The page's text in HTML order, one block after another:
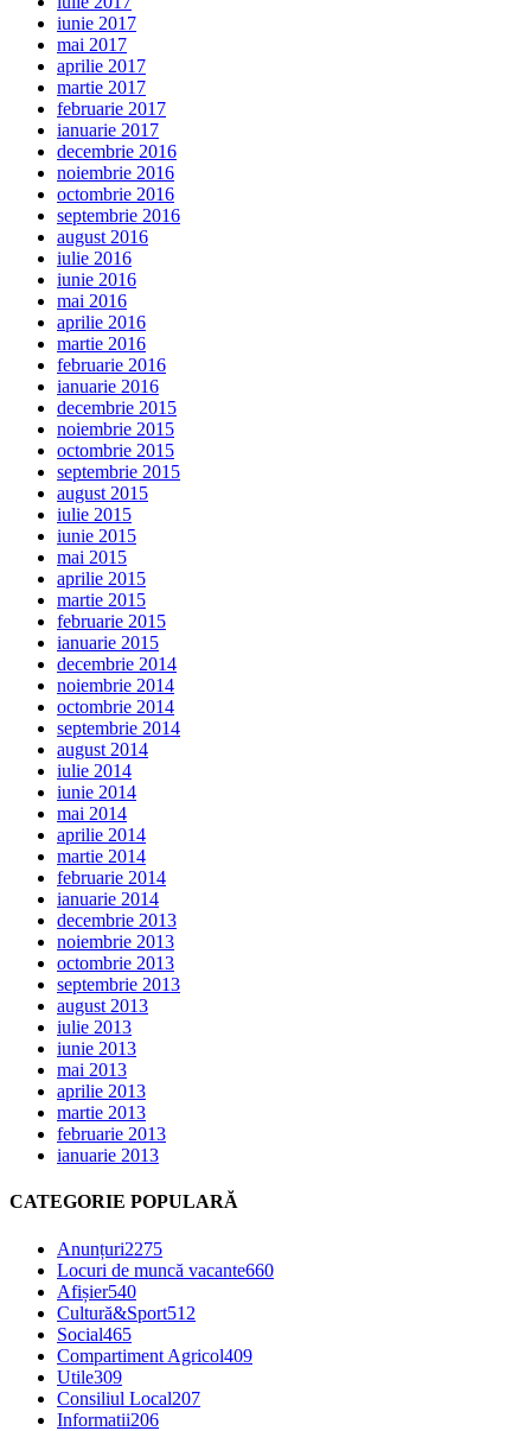
iunie 2017
mai 2017
aprilie 2017
martie 2017
februarie 2017
ianuarie 2017
decembrie 2016
noiembrie 2016
octombrie 2016
septembrie 2016
august 2016
iulie 2016
iunie 2016
mai 2016
aprilie 2016
martie 2016
februarie 2016
ianuarie 2016
decembrie 2015
noiembrie 2015
octombrie 2015
septembrie 2015
august 2015
iulie 2015
iunie 2015
mai 2015
aprilie 2015
martie 2015
februarie 2015
ianuarie 2015
decembrie 2014
noiembrie 2014
octombrie 2014
septembrie 2014
august 2014
iulie 2014
iunie 2014
mai 2014
aprilie 2014
martie 2014
februarie 2014
ianuarie 2014
decembrie 2013
noiembrie 2013
octombrie 2013
septembrie 2013
august 2013
iulie 2013
iunie 2013
mai 2013
aprilie 2013
martie 2013
februarie 2013
ianuarie 2013
CATEGORIE POPULARĂ
Anunțuri2275
Locuri de muncă vacante660
Afișier540
Cultură&Sport512
Social465
Compartiment Agricol409
Utile309
Consiliul Local207
Informatii206